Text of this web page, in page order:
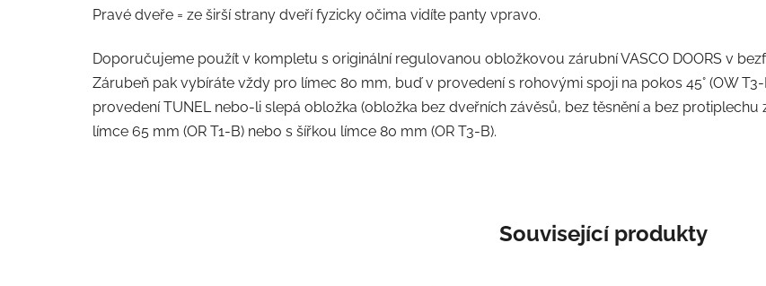
Pravé dveře = ze širší strany dveří fyzicky očima vidíte panty vpravo.
Doporučujeme použít v kompletu s originální regulovanou obložkovou zárubní VASCO DOORS v
Zárubeň pak vybíráte vždy pro límec 80 mm, buď v provedení s rohovými spoji na pokos 45° (OW T3-
provedení TUNEL nebo-li slepá obložka (obložka bez dveřních závěsů, bez těsnění a bez protiplechu
límce 65 mm (OR T1-B) nebo s šířkou límce 80 mm (OR T3-B).
Související produkty